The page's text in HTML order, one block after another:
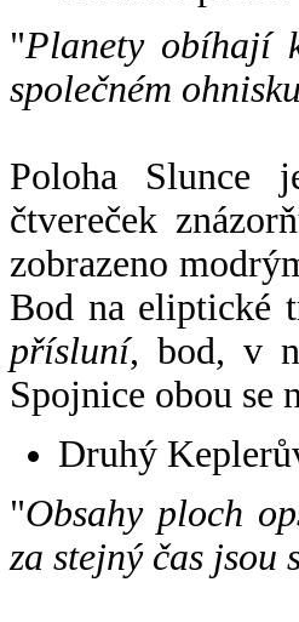
"Planety obíhají
společném
Poloha Slunce
čtvereček
zobrazeno
Bod na eliptické
přísluní, bod, v
Spojnice obou se
Druhý
"Obsahy ploch
za stejný čas jsou